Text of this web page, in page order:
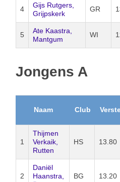
4
Gijs Rutgers,
Grijpskerk
GR
5
Ate Kaastra,
Mantgum
WI
Jongens A
Naam Club
1
Thijmen
Verkaik,
Rutten
HS 13.80
2
Daniël
Haanstra,
BG 13.20